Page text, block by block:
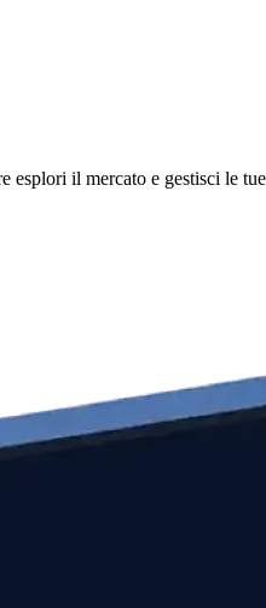
il mercato e gestisci le